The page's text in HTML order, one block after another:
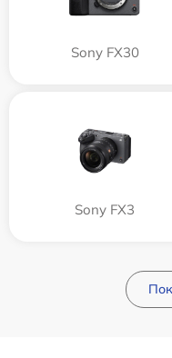
Sony FX30
Sony FX3